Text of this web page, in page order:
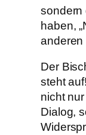
sondern
haben,
anderen
Der
steht
nicht
Dialog,